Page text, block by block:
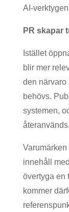
AI-
PR skapar
Istället
blir mer
den närvaro
behövs.
systemen,
återanvänds.
innehåll
övertyga en
kommer